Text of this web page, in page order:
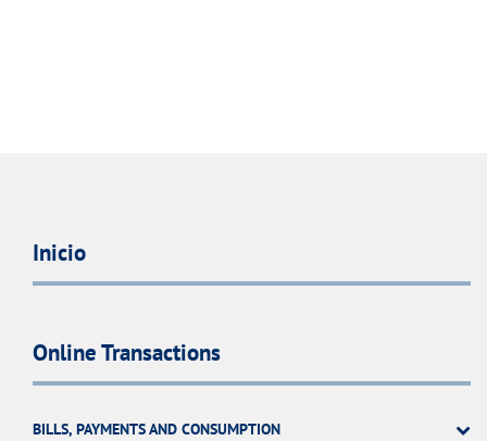
Inicio
Online Transactions
BILLS, PAYMENTS AND CONSUMPTION